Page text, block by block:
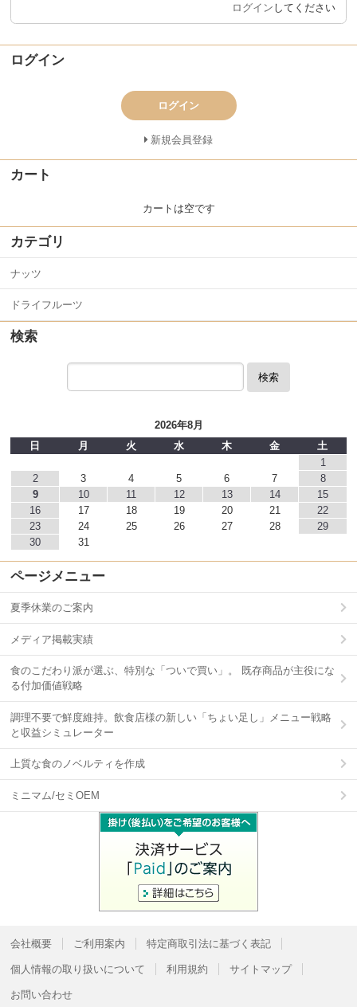
ログイン してください
ログイン
ログイン
新規会員登録
カート
カートは空です
カテゴリ
ナッツ
ドライフルーツ
検索
検索
2026年8月
日
月 火 水 木 金
土
1
2
3 4 5 6 7
8
9
10 11 12 13 14
15
16
17 18 19 20 21
22
23
24 25 26 27 28
29
30
31
ページメニュー
夏季休業のご案内
メディア掲載実績
食のこだわり派が選ぶ、特別な「ついで買い」。 既存商品が主役にな
る付加価値戦略
調理不要で鮮度維持。飲食店様の新しい「ちょい足し」メニュー戦略
と収益シミュレーター
上質な食のノベルティを作成
ミニマム/セミOEM
会社概要 ご利用案内 特定商取引法に基づく表記
個人情報の取り扱いについて 利用規約 サイトマップ
お問い合わせ